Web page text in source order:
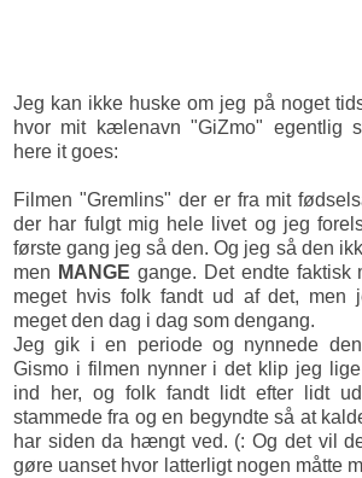
Jeg kan ikke huske om jeg på noget
hvor mit kælenavn "GiZmo" egentlig
here it goes:
Filmen "Gremlins" der er fra mit
der har fulgt mig hele livet og jeg
første gang jeg så den. Og jeg så den
men MANGE gange. Det endte faktisk
meget hvis folk fandt ud af det, men
meget den dag i dag som dengang.
Jeg gik i en periode og nynnede
Gismo i filmen nynner i det klip jeg
ind her, og folk fandt lidt efter lidt
stammede fra og en begyndte så at
har siden da hængt ved. (: Og det vil
gøre uanset hvor latterligt nogen måtte